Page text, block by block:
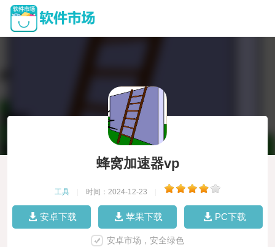
蜂窝加速器vp
工具 时间：2024-12-23
安卓下载 苹果下载 PC下载
安卓市场，安全绿色